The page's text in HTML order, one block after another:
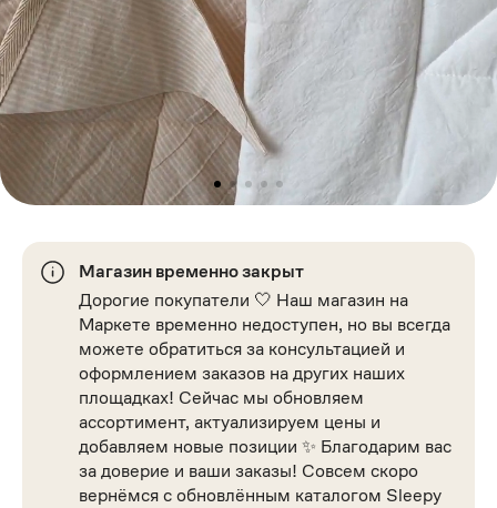
Магазин временно закрыт
Дорогие покупатели 🤍 Наш магазин на
Маркете временно недоступен, но вы всегда
можете обратиться за консультацией и
оформлением заказов на других наших
площадках! Сейчас мы обновляем
ассортимент, актуализируем цены и
добавляем новые позиции ✨ Благодарим вас
за доверие и ваши заказы! Совсем скоро
вернёмся с обновлённым каталогом Sleepy